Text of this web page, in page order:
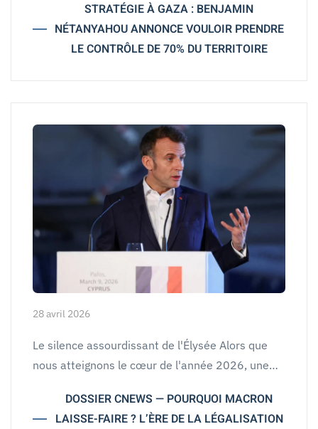
STRATÉGIE À GAZA : BENJAMIN
NÉTANYAHOU ANNONCE VOULOIR PRENDRE
LE CONTRÔLE DE 70% DU TERRITOIRE
28 avril 2026
Le silence assourdissant de l'Élysée Alors que
nous atteignons le cœur de l'année 2026, une…
DOSSIER CNEWS — POURQUOI MACRON
LAISSE-FAIRE ? L’ÈRE DE LA LÉGALISATION